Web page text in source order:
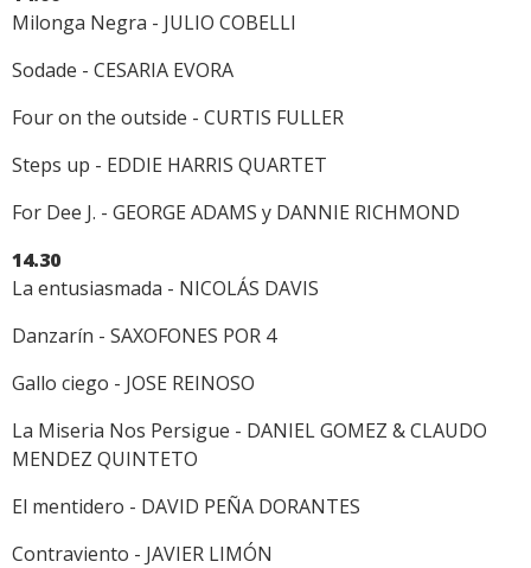
Milonga Negra - JULIO COBELLI
Sodade - CESARIA EVORA
Four on the outside - CURTIS FULLER
Steps up - EDDIE HARRIS QUARTET
For Dee J. - GEORGE ADAMS y DANNIE RICHMOND
14.30
La entusiasmada - NICOLÁS DAVIS
Danzarín - SAXOFONES POR 4
Gallo ciego - JOSE REINOSO
La Miseria Nos Persigue - DANIEL GOMEZ & CLAUDO
MENDEZ QUINTETO
El mentidero - DAVID PEÑA DORANTES
Contraviento - JAVIER LIMÓN